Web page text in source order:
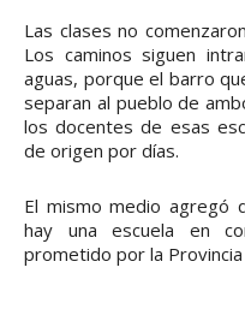
Las clases no
Los caminos siguen
aguas, porque el barro
separan al pueblo de
los docentes de esas
de origen por días.
El mismo medio agregó
hay una escuela en
prometido por la